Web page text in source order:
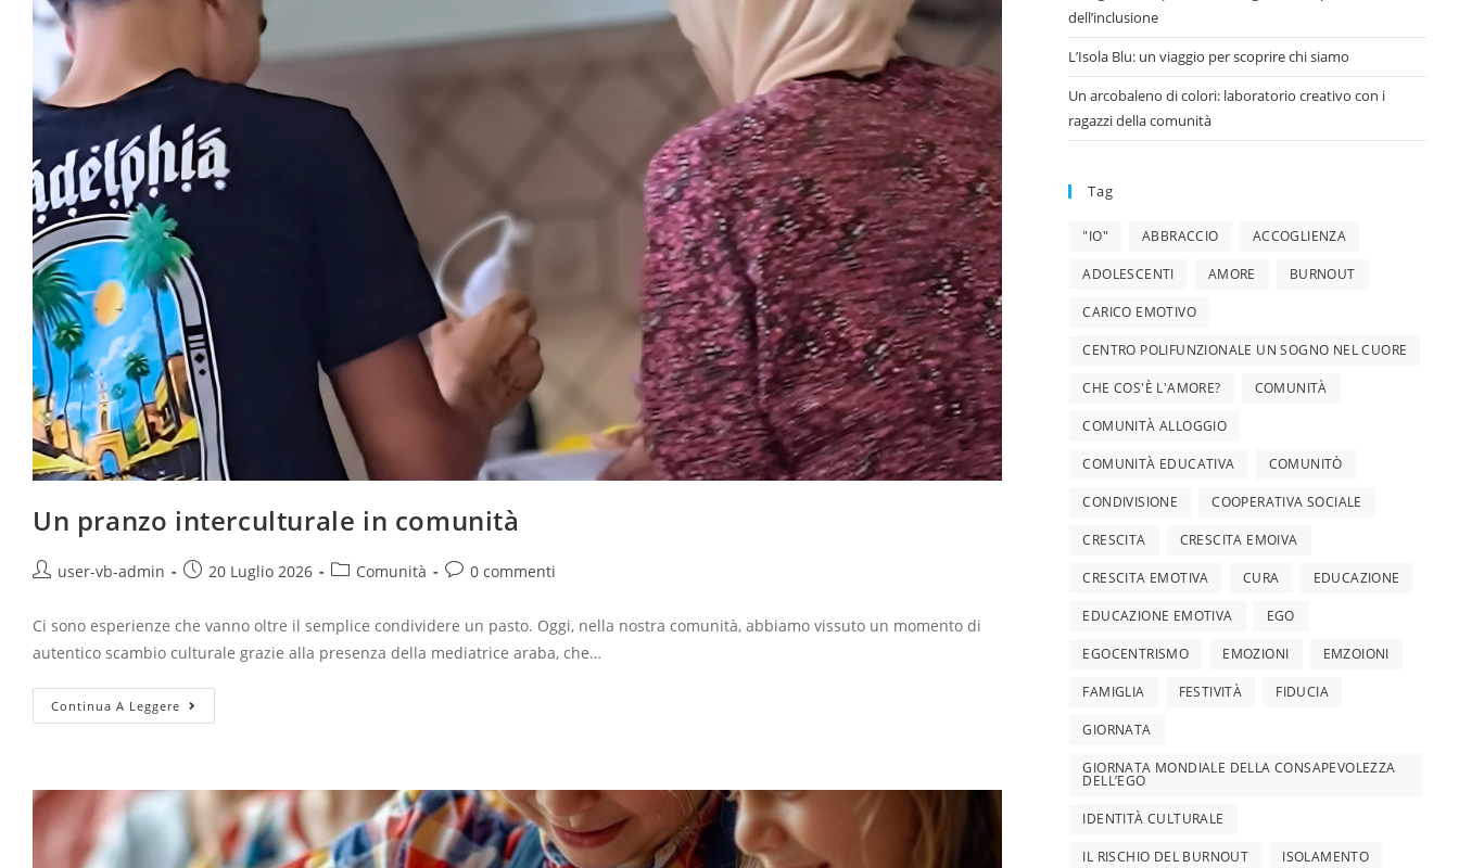
Un pranzo interculturale in comunità
user-vb-admin 20 Luglio 2026 Comunità 0 commenti
Ci sono esperienze che vanno oltre il semplice condividere un pasto. Oggi, nella nostra comunità, abbiamo vissuto un momento di
autentico scambio culturale grazie alla presenza della mediatrice araba, che…
Continua A Leggere
dell’inclusione
L’Isola Blu: un viaggio per scoprire chi siamo
Un arcobaleno di colori: laboratorio creativo con i
ragazzi della comunità
Tag
"IO" ABBRACCIO ACCOGLIENZA
ADOLESCENTI AMORE BURNOUT
CARICO EMOTIVO
CENTRO POLIFUNZIONALE UN SOGNO NEL CUORE
CHE COS'È L'AMORE? COMUNITÀ
COMUNITÀ ALLOGGIO
COMUNITÀ EDUCATIVA COMUNITÒ
CONDIVISIONE COOPERATIVA SOCIALE
CRESCITA CRESCITA EMOIVA
CRESCITA EMOTIVA CURA EDUCAZIONE
EDUCAZIONE EMOTIVA EGO
EGOCENTRISMO EMOZIONI EMZOIONI
FAMIGLIA FESTIVITÀ FIDUCIA
GIORNATA
GIORNATA MONDIALE DELLA CONSAPEVOLEZZA
DELL’EGO
IDENTITÀ CULTURALE
IL RISCHIO DEL BURNOUT ISOLAMENTO